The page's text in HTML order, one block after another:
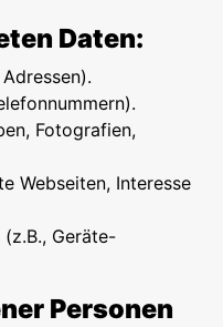
Daten:
Fotografien,
Webseiten, Interesse
Geräte-
Personen